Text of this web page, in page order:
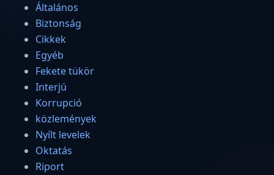
Általános
Biztonság
Cikkek
Egyéb
Fekete tükör
Interjú
Korrupció
közlemények
Nyílt levelek
Oktatás
Riport